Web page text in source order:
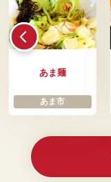
あま麺
あま市